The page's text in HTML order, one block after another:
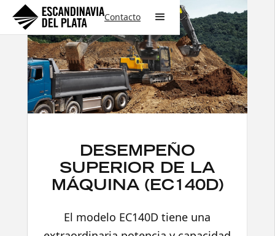
Contacto
DESEMPEÑO
SUPERIOR DE LA
MÁQUINA (EC140D)
El modelo EC140D tiene una